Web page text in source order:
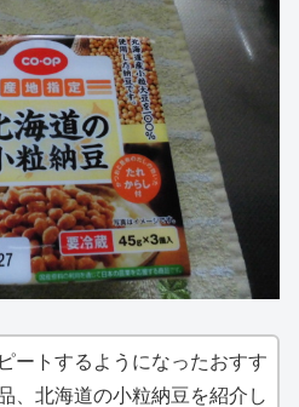
ートするようになったおすす
、北海道の小粒納豆を紹介し